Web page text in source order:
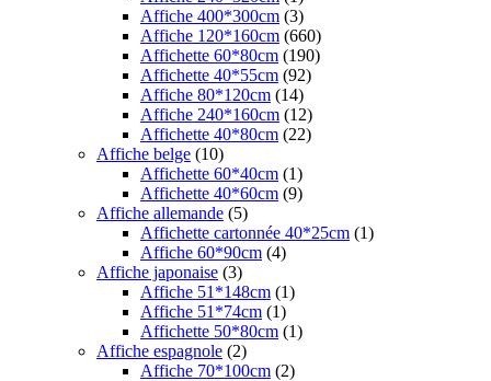
Affiche 400*300cm (3)
Affiche 120*160cm (660)
Affichette 60*80cm (190)
Affichette 40*55cm (92)
Affiche 80*120cm (14)
Affiche 240*160cm (12)
Affichette 40*80cm (22)
Affiche belge (10)
Affichette 60*40cm (1)
Affichette 40*60cm (9)
Affiche allemande (5)
Affichette cartonnée 40*25cm (1)
Affiche 60*90cm (4)
Affiche japonaise (3)
Affiche 51*148cm (1)
Affiche 51*74cm (1)
Affichette 50*80cm (1)
Affiche espagnole (2)
Affiche 70*100cm (2)